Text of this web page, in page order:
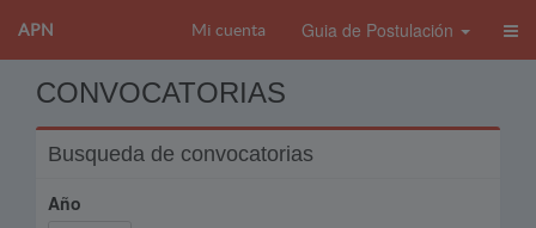
APN Mi cuenta Guia de Postulación
CONVOCATORIAS
Busqueda de convocatorias
Año